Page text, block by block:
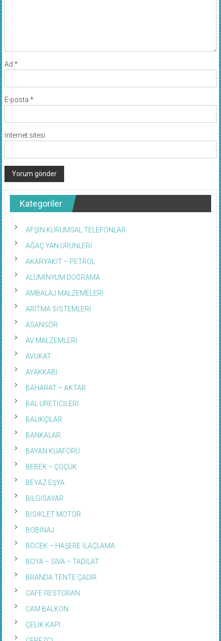
Ad *
E-posta *
İnternet sitesi
Kategoriler
AFŞİN KURUMSAL TELEFONLAR
AĞAÇ YAN ÜRÜNLERİ
AKARYAKIT – PETROL
ALÜMİNYUM DOĞRAMA
AMBALAJ MALZEMELERİ
ARITMA SİSTEMLERİ
ASANSÖR
AV MALZEMLERİ
AVUKAT
AYAKKABI
BAHARAT – AKTAR
BAL ÜRETİCİLERİ
BALIKÇILAR
BANKALAR
BAYAN KUAFÖRÜ
BEBEK – ÇOÇUK
BEYAZ EŞYA
BİLGİSAYAR
BİSİKLET MOTOR
BOBİNAJ
BÖCEK – HAŞERE İLAÇLAMA
BOYA – SIVA – TADİLAT
BRANDA TENTE ÇADIR
CAFE RESTORAN
CAM BALKON
ÇELİK KAPI